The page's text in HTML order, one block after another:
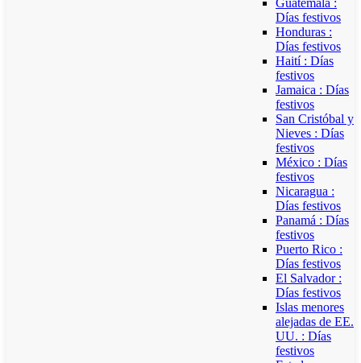
Guatemala :
Días festivos
Honduras :
Días festivos
Haití : Días
festivos
Jamaica : Días
festivos
San Cristóbal y
Nieves : Días
festivos
México : Días
festivos
Nicaragua :
Días festivos
Panamá : Días
festivos
Puerto Rico :
Días festivos
El Salvador :
Días festivos
Islas menores
alejadas de EE.
UU. : Días
festivos